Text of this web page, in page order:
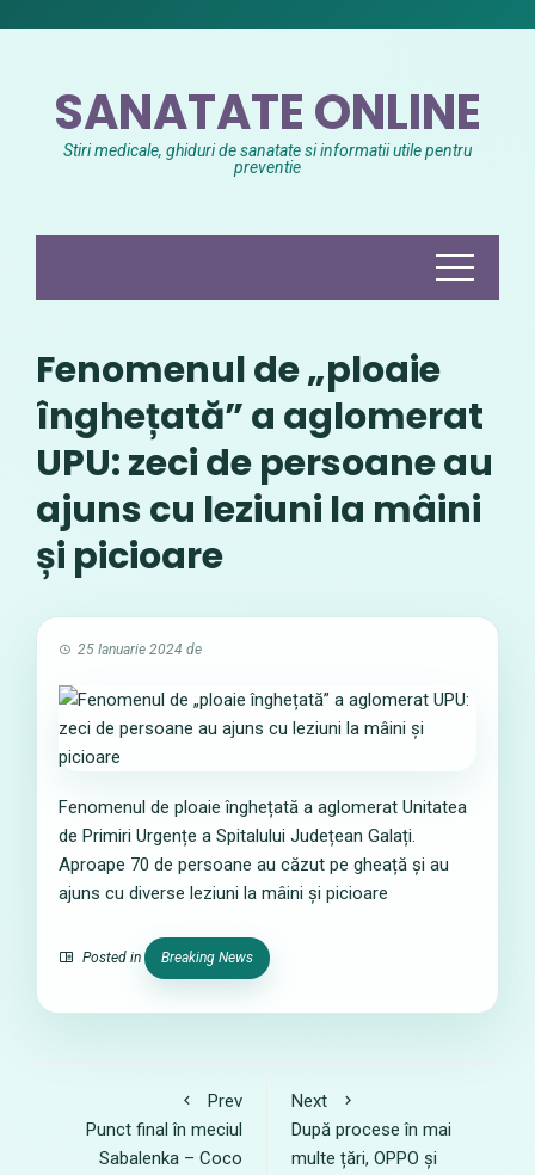
SANATATE ONLINE
Stiri medicale, ghiduri de sanatate si informatii utile pentru
preventie
Fenomenul de „ploaie
înghețată” a aglomerat
UPU: zeci de persoane au
ajuns cu leziuni la mâini
și picioare
25 Ianuarie 2024 de
Fenomenul de ploaie înghețată a aglomerat Unitatea
de Primiri Urgențe a Spitalului Județean Galați.
Aproape 70 de persoane au căzut pe gheață și au
ajuns cu diverse leziuni la mâini și picioare
Posted in Breaking News
Prev
Punct final în meciul
Sabalenka – Coco
Next
După procese în mai
multe țări, OPPO și